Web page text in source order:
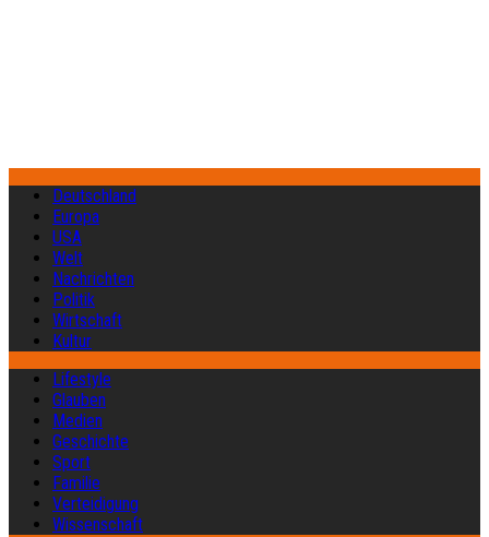
Deutschland
Europa
USA
Welt
Nachrichten
Politik
Wirtschaft
Kultur
Lifestyle
Glauben
Medien
Geschichte
Sport
Familie
Verteidigung
Wissenschaft